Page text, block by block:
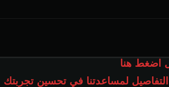
اضغط هنا
لمساعدتنا في تحسين تجربتك